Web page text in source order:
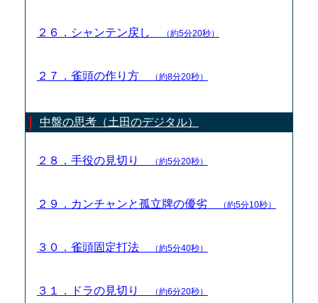
２６．シャンテン戻し （約5分20秒）
２７．雀頭の作り方 （約8分20秒）
中盤の思考（土田のデジタル）
２８．手役の見切り （約5分20秒）
２９．カンチャンと孤立牌の優劣 （約5分10秒）
３０．雀頭固定打法 （約5分40秒）
３１．ドラの見切り （約6分20秒）